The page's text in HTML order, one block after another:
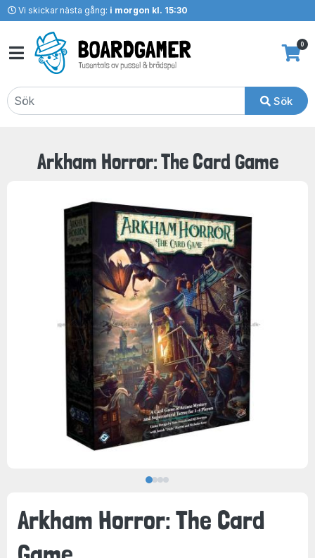
Vi skickar nästa gång: i morgon kl. 15:30
Sök
0
Arkham Horror: The Card Game
Arkham Horror: The Card